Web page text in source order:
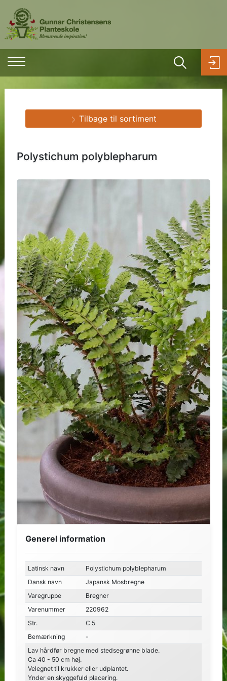
Polystichum polyblepharum
Generel information
Latinsk navn
Polystichum polyblepharum
Dansk navn
Japansk Mosbregne
Varegruppe
Bregner
Varenummer
220962
Str.
C 5
Bemærkning
-
Lav hårdfør bregne med stedsegrønne blade.
Ca 40 - 50 cm høj.
Velegnet til krukker eller udplantet.
Ynder en skyggefuld placering.
Tilbage til sortiment